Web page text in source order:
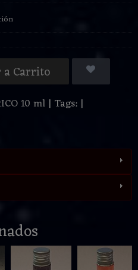
Carrito
10 ml | Tags: |